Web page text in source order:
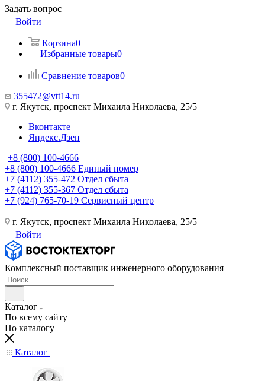
Задать вопрос
Войти
Корзина0
Избранные товары0
Сравнение товаров0
355472@vtt14.ru
г. Якутск, проспект Михаила Николаева, 25/5
Вконтакте
Яндекс.Дзен
+8 (800) 100-4666
+8 (800) 100-4666 Единый номер
+7 (4112) 355-472 Отдел сбыта
+7 (4112) 355-367 Отдел сбыта
+7 (924) 765-70-19 Сервисный центр
г. Якутск, проспект Михаила Николаева, 25/5
Войти
Комплексный поставщик инженерного оборудования
Каталог
По всему сайту
По каталогу
Каталог